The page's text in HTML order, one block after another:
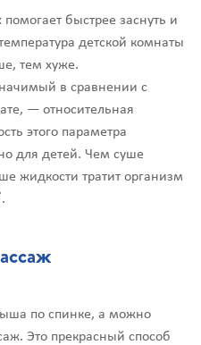
быстрее заснуть и
детской комнаты
тем хуже.
в сравнении с
— относительная
этого параметра
для детей. Чем суше
жидкости тратит организм
.
по спинке, а можно
Это прекрасный способ